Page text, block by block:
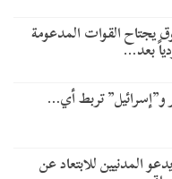
يجتاح القوات المدعومة
بعد…
و”إسرائيل” تربط أي…
المدنيين للابتعاد عن